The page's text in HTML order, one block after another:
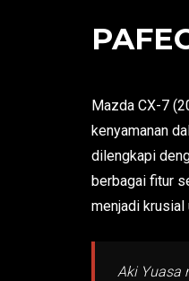
Mazda CX-7
kenyamanan
dilengkapi
berbagai fitur
menjadi krusial
Aki Yuasa